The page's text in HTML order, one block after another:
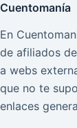
Cuentomanía
En
de afiliados
a webs
que no te
enlaces